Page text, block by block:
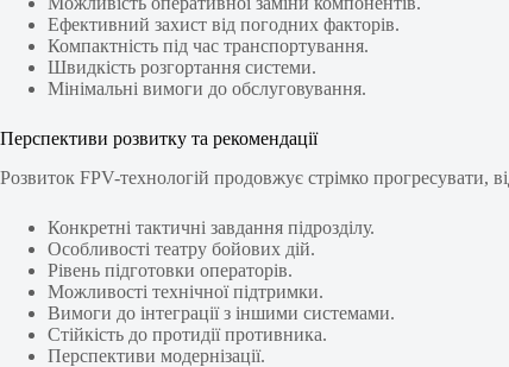
Ефективний захист від погодних факторів.
Компактність під час транспортування.
Швидкість розгортання системи.
Мінімальні вимоги до обслуговування.
Перспективи розвитку та рекомендації
Розвиток FPV-технологій продовжує стрімко прогресувати,
Конкретні тактичні завдання підрозділу.
Особливості театру бойових дій.
Рівень підготовки операторів.
Можливості технічної підтримки.
Вимоги до інтеграції з іншими системами.
Стійкість до протидії противника.
Перспективи модернізації.